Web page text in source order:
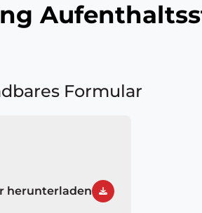
Formular
herunterladen